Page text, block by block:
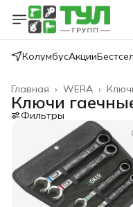
КолумбусАкции
WERA ›
Главная ›
Ключи
Фильтры